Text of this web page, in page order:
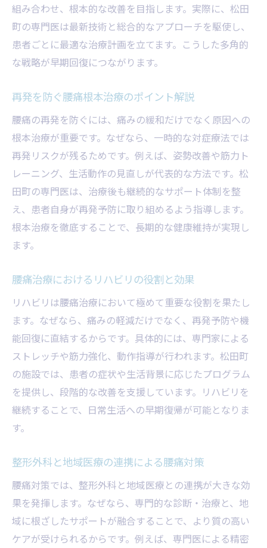
組み合わせ、根本的な改善を目指します。実際に、松田
町の専門医は最新技術と総合的なアプローチを駆使し、
患者ごとに最適な治療計画を立てます。こうした多角的
な戦略が早期回復につながります。
再発を防ぐ腰痛根本治療のポイント解説
腰痛の再発を防ぐには、痛みの緩和だけでなく原因への
根本治療が重要です。なぜなら、一時的な対症療法では
再発リスクが残るためです。例えば、姿勢改善や筋力ト
レーニング、生活動作の見直しが代表的な方法です。松
田町の専門医は、治療後も継続的なサポート体制を整
え、患者自身が再発予防に取り組めるよう指導します。
根本治療を徹底することで、長期的な健康維持が実現し
ます。
腰痛治療におけるリハビリの役割と効果
リハビリは腰痛治療において極めて重要な役割を果たし
ます。なぜなら、痛みの軽減だけでなく、再発予防や機
能回復に直結するからです。具体的には、専門家による
ストレッチや筋力強化、動作指導が行われます。松田町
の施設では、患者の症状や生活背景に応じたプログラム
を提供し、段階的な改善を支援しています。リハビリを
継続することで、日常生活への早期復帰が可能となりま
す。
整形外科と地域医療の連携による腰痛対策
腰痛対策では、整形外科と地域医療との連携が大きな効
果を発揮します。なぜなら、専門的な診断・治療と、地
域に根ざしたサポートが融合することで、より質の高い
ケアが受けられるからです。例えば、専門医による精密